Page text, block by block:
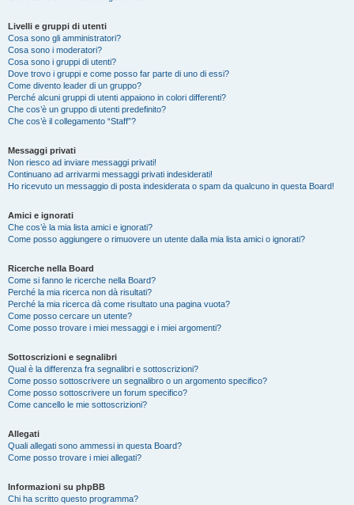
Livelli e gruppi di utenti
Cosa sono gli amministratori?
Cosa sono i moderatori?
Cosa sono i gruppi di utenti?
Dove trovo i gruppi e come posso far parte di uno di essi?
Come divento leader di un gruppo?
Perché alcuni gruppi di utenti appaiono in colori differenti?
Che cos’è un gruppo di utenti predefinito?
Che cos’è il collegamento “Staff”?
Messaggi privati
Non riesco ad inviare messaggi privati!
Continuano ad arrivarmi messaggi privati indesiderati!
Ho ricevuto un messaggio di posta indesiderata o spam da qualcuno in questa Board!
Amici e ignorati
Che cos’è la mia lista amici e ignorati?
Come posso aggiungere o rimuovere un utente dalla mia lista amici o ignorati?
Ricerche nella Board
Come si fanno le ricerche nella Board?
Perché la mia ricerca non dà risultati?
Perché la mia ricerca dà come risultato una pagina vuota?
Come posso cercare un utente?
Come posso trovare i miei messaggi e i miei argomenti?
Sottoscrizioni e segnalibri
Qual è la differenza fra segnalibri e sottoscrizioni?
Come posso sottoscrivere un segnalibro o un argomento specifico?
Come posso sottoscrivere un forum specifico?
Come cancello le mie sottoscrizioni?
Allegati
Quali allegati sono ammessi in questa Board?
Come posso trovare i miei allegati?
Informazioni su phpBB
Chi ha scritto questo programma?